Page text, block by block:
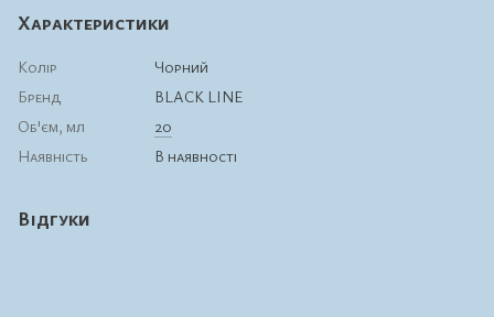
Характеристики
Колір
Чорний
Бренд
BLACK LINE
Об'єм, мл
20
Наявність
В наявності
Відгуки